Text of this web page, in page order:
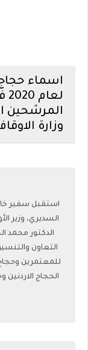
المرشحين
وزارة الاوقاف
استقبل سفير
السديري، وزير
الدكتور محمد
التعاون
للمعتمرين وحجاج